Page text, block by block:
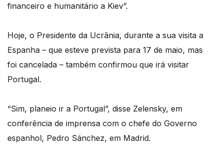
financeiro e humanitário a Kiev”.
Hoje, o Presidente da Ucrânia, durante a sua visita a
Espanha – que esteve prevista para 17 de maio, mas
foi cancelada – também confirmou que irá visitar
Portugal.
“Sim, planeio ir a Portugal”, disse Zelensky, em
conferência de imprensa com o chefe do Governo
espanhol, Pedro Sánchez, em Madrid.